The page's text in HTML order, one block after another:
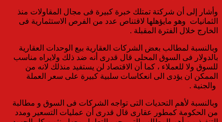
وأشار إلى أن شركتة تمتلك خبرة كبيرة فى مجال المقاولات منذ
الثمانيات وهو مايؤهلها لاقتناص عدد من الفرص الاستثمارية فى
الخارج خلال الفترة المقبلة .
وبالنسبة لمطالب بعض الشركات العقارية بيع الوحدات العقارية
بالدولار فى السوق المحلى قال قدرى أنه ضد ذلك ولايراه مناسب
للسوق ولا للعملاء ، كما أن الاقتصاد لن يستفيد منذلك لانه من
الممكن ان يؤدى الى انعكاسات سلبية كبيرة على سعر العملة
والجنية .
وبالنسبة لأهم التحديات التى تواجه الشركات فى السوق و مطالبة
من الحكومة كمطور عقارى قال قدرى أن عمليات التسعير ومدد